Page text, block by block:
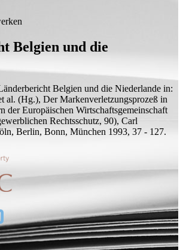
Belgien und die
Belgien und die Niederlande in:
al. (Hg.), Der Markenverletzungsprozeß in
der Europäischen Wirtschaftsgemeinschaft
Rechtsschutz, 90), Carl
Berlin, Bonn, München 1993, 37 - 127.